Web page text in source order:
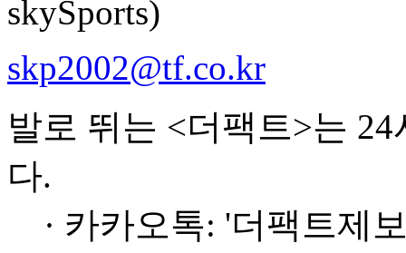
skySports)
skp2002@tf.co.kr
발로 뛰는 <더팩트>는
다.
· 카카오톡: '더팩트제